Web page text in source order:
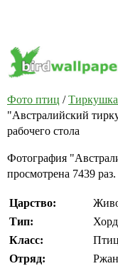
Фото птиц /Тиркушка
"Австралийский
рабочего стола
Фотография
просмотрена 7439 раз.
Царство:
Тип:
Класс:
Отряд: